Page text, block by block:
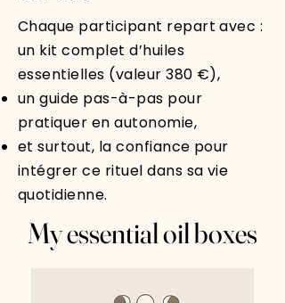
Chaque participant repart avec :
un kit complet d’huiles
essentielles (valeur 380 €),
un guide pas-à-pas pour
pratiquer en autonomie,
et surtout, la confiance pour
intégrer ce rituel dans sa vie
quotidienne.
My essential oil boxes